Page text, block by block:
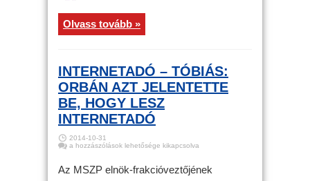
Olvass tovább »
INTERNETADÓ – TÓBIÁS:
ORBÁN AZT JELENTETTE
BE, HOGY LESZ
INTERNETADÓ
2014-10-31
Internetadó
Orbán
azt
a hozzászólások lehetősége kikapcsolva
Az MSZP elnök-frakcióveztőjének